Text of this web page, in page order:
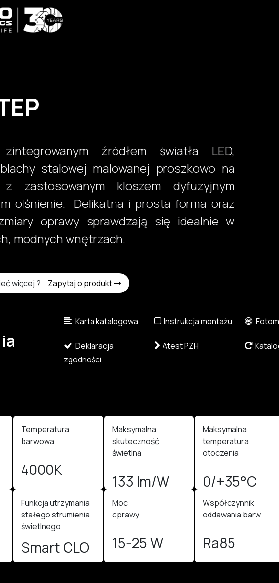
źródłem światła LED,
stalowej malowanej proszkowo na
zastosowanym kloszem dyfuzyjnym
olśnienie. Delikatna i prosta forma oraz
oprawy sprawdzają się idealnie w
modnych wnętrzach.
więcej ? Zapytaj o produkt
Karta katalogowa Instrukcja montażu
Atest PZH
Deklaracja
zgodności
Temperatura
barwowa
4000K
Maksymalna
skuteczność
świetlna
133 lm/W
Maksymalna
temperatura
otoczenia
0/+35°C
Funkcja utrzymania
stałego strumienia
świetlnego
Smart CLO
Moc
oprawy
15-25 W
Współczynnik
oddawania barw
Ra85